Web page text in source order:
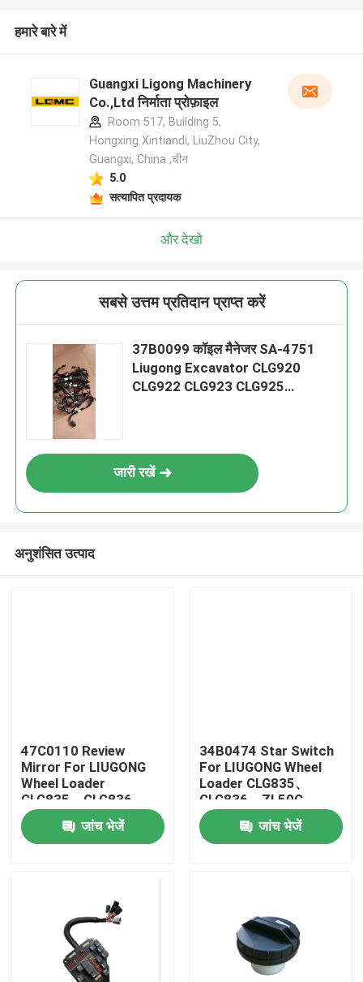
हमारे बारे में
Guangxi Ligong Machinery
Co.,Ltd निर्माता प्रोफ़ाइल
Room 517, Building 5,
Hongxing Xintiandi, LiuZhou City,
Guangxi, China ,चीन
5.0
सत्यापित प्रदायक
और देखो
सबसे उत्तम प्रतिदान प्राप्त करें
37B0099 कॉइल मैनेजर SA-4751
Liugong Excavator CLG920
CLG922 CLG923 CLG925
जारी रखें
अनुशंसित उत्पाद
47C0110 Review
Mirror For LIUGONG
Wheel Loader
CLG835、CLG836
CLG850H、
CLG855N、CLG856
CLG870H
जांच भेजें
34B0474 Star Switch
For LIUGONG Wheel
Loader CLG835、
CLG836、ZL50C、
ZL50CN Forklift
CPCD20、CPCD25、
CPD20、CPD25
जांच भेजें